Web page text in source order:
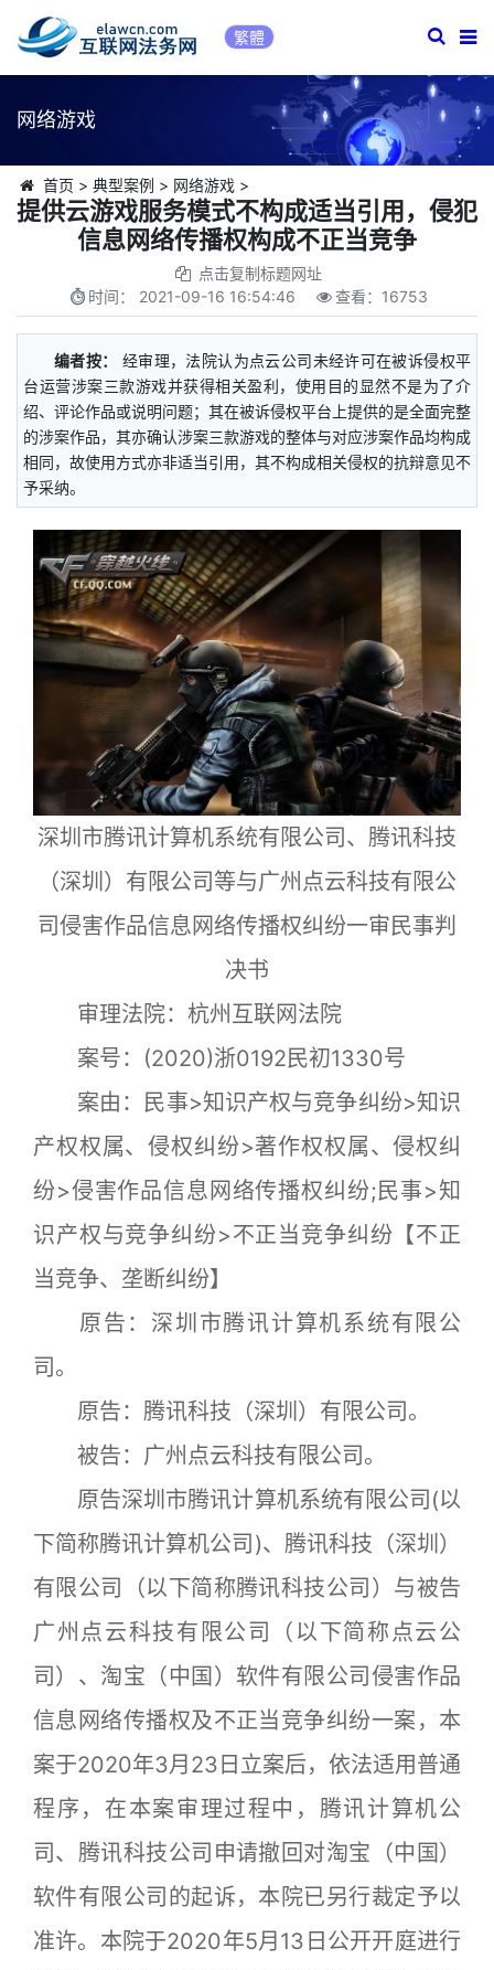
繁體
网络游戏
首页 > 典型案例 > 网络游戏>
提供云游戏服务模式不构成适当引用，侵犯
信息网络传播权构成不正当竞争
点击复制标题网址
时间： 2021-09-16 16:54:46 查看： 16753
编者按：
经审理，法院认为点云公司未经许可在被诉侵权平
台运营涉案三款游戏并获得相关盈利，使用目的显然不是为了介
绍、评论作品或说明问题；其在被诉侵权平台上提供的是全面完整
的涉案作品，其亦确认涉案三款游戏的整体与对应涉案作品均构成
相同，故使用方式亦非适当引用，其不构成相关侵权的抗辩意见不
予采纳。
深圳市腾讯计算机系统有限公司、腾讯科技
（深圳）有限公司等与广州点云科技有限公
司侵害作品信息网络传播权纠纷一审民事判
决书
审理法院：杭州互联网法院
案号：(2020)浙0192民初1330号
案由：民事>知识产权与竞争纠纷>知识
产权权属、侵权纠纷>著作权权属、侵权纠
纷>侵害作品信息网络传播权纠纷;民事>知
识产权与竞争纠纷>不正当竞争纠纷【不正
当竞争、垄断纠纷】
原告：深圳市腾讯计算机系统有限公
司。
原告：腾讯科技（深圳）有限公司。
被告：广州点云科技有限公司。
原告深圳市腾讯计算机系统有限公司(以
下简称腾讯计算机公司)、腾讯科技（深圳）
有限公司（以下简称腾讯科技公司）与被告
广州点云科技有限公司（以下简称点云公
司）、淘宝（中国）软件有限公司侵害作品
信息网络传播权及不正当竞争纠纷一案，本
案于2020年3月23日立案后，依法适用普通
程序，在本案审理过程中，腾讯计算机公
司、腾讯科技公司申请撤回对淘宝（中国）
软件有限公司的起诉，本院已另行裁定予以
准许。本院于2020年5月13日公开开庭进行